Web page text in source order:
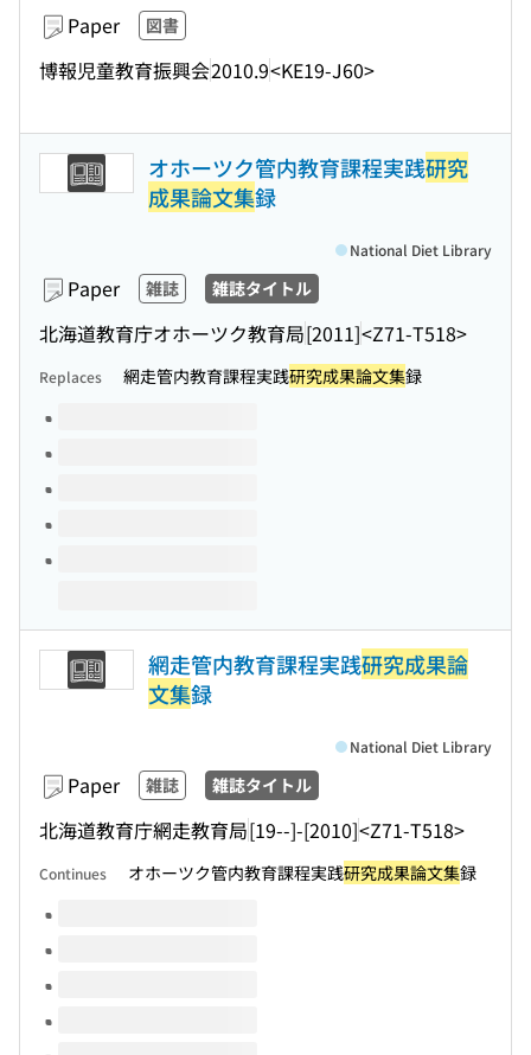
Paper 図書
博報児童教育振興会2010.9<KE19-J60>
オホーツク管内教育課程実践研究
成果論文集録
Paper 雑誌 雑誌タイトル
北海道教育庁オホーツク教育局[2011]<Z71-T518>
National Diet Library
Replaces 網走管内教育課程実践研究成果論文集録
Volumes of this title
網走管内教育課程実践研究成果論
文集録
Paper 雑誌 雑誌タイトル
北海道教育庁網走教育局[19--]-[2010]<Z71-T518>
National Diet Library
Continues オホーツク管内教育課程実践研究成果論文集録
Volumes of this title